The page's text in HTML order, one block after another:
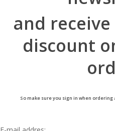
and receive
discount
So make sure you sign in when ordering